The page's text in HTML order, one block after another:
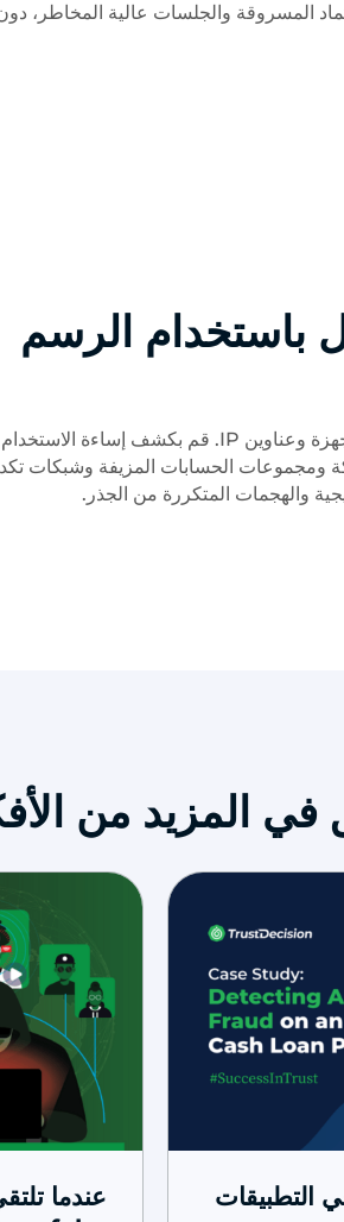
المسروقة والجلسات عالية المخاطر،
باستخدام الرسم
شاهد الاتصالات المخفية بين المستخدمين والأجهزة وعناوين IP. قم بكشف إساءة الاستخدام
ومجموعات الحسابات المزيفة وشبكات
والهجمات المتكررة من الجذر.
في المزيد من
التطبيقات
عندما